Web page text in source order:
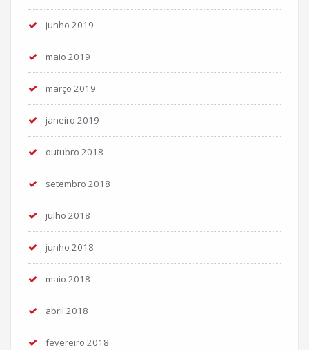
junho 2019
maio 2019
março 2019
janeiro 2019
outubro 2018
setembro 2018
julho 2018
junho 2018
maio 2018
abril 2018
fevereiro 2018